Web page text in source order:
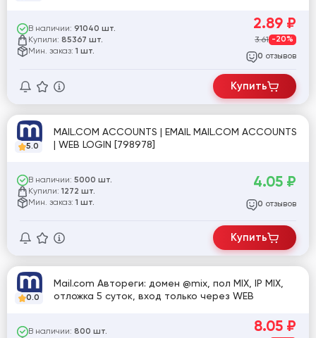
В наличии: 91040 шт.
Купили: 85367 шт.
Мин. заказ: 1 шт.
2.89 ₽
3.61 -20%
0 отзывов
Купить
5.0
MAIL.COM ACCOUNTS | EMAIL MAIL.COM ACCOUNTS
| WEB LOGIN [798978]
В наличии: 5000 шт.
Купили: 1272 шт.
Мин. заказ: 1 шт.
4.05 ₽
0 отзывов
Купить
0.0
Mail.com Автореги: домен @mix, пол MIX, IP MIX,
отложка 5 суток, вход только через WEB
В наличии: 800 шт. 8.05 ₽